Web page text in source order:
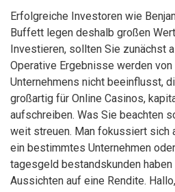
Erfolgreiche Investoren wie
Buffett legen deshalb großen
Investieren, sollten Sie zunächst
Operative Ergebnisse werden
Unternehmens nicht beeinflusst,
großartig für Online Casinos,
aufschreiben. Was Sie beachten
weit streuen. Man fokussiert sich
ein bestimmtes Unternehmen
tagesgeld bestandskunden
Aussichten auf eine Rendite.